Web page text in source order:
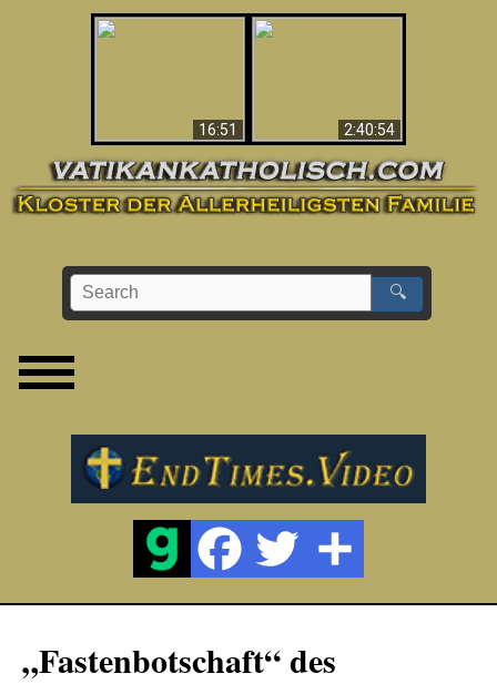
16:51
2:40:54
🔍
„Fastenbotschaft“ des